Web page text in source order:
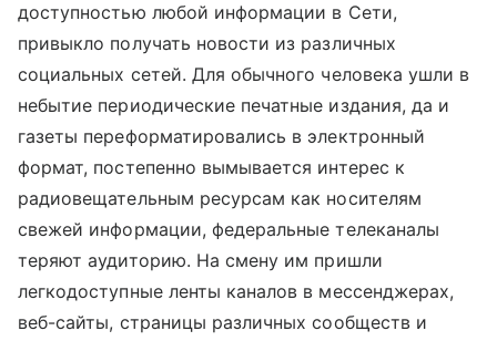
доступностью любой информации в Сети,
привыкло получать новости из различных
социальных сетей. Для обычного человека ушли в
небытие периодические печатные издания, да и
газеты переформатировались в электронный
формат, постепенно вымывается интерес к
радиовещательным ресурсам как носителям
свежей информации, федеральные телеканалы
теряют аудиторию. На смену им пришли
легкодоступные ленты каналов в мессенджерах,
веб-сайты, страницы различных сообществ и